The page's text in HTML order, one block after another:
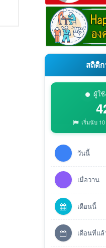
สถิติก
ผู้ใ
เริ่มนับ
วันนี้
เมื่อวาน
เดือนนี้
เดือนที่แล้